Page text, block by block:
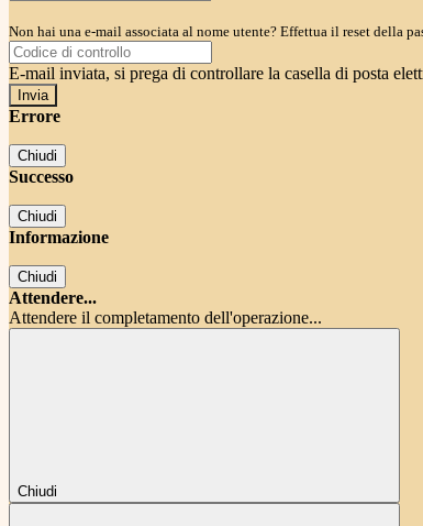
Non hai una e-mail associata al nome utente? Effettua il reset della
E-mail inviata, si prega di controllare la casella di posta
Errore
Chiudi
Successo
Chiudi
Informazione
Chiudi
Attendere...
Attendere il completamento dell'operazione...
Chiudi